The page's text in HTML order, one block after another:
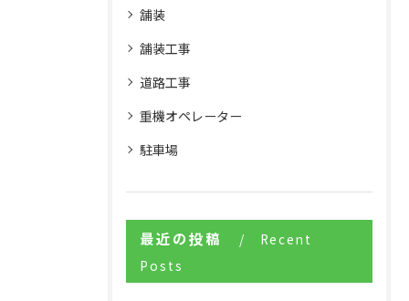
舗装
舗装工事
道路工事
重機オペレーター
駐車場
最近の投稿
Recent
Posts